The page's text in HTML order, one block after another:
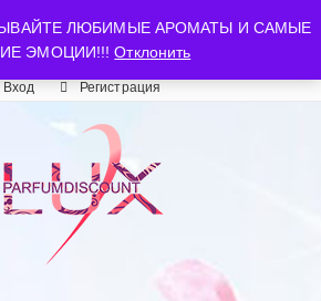
ЛЮБИМЫЕ АРОМАТЫ И САМЫЕ
ЭМОЦИИ!!!Отклонить
+7 903 544 11 18 г. Москва
пн-сб 10:00-21:00
Вход Регистрация